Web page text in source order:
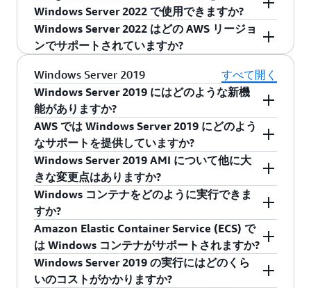
向け Microsoft 365 Apps ライセンスを持ち込
んで、WorkSpaces サービスで使用できま
す。
ソール上の AMI で見つけて直接起動するか、API
または CLI コマンドを介して起動することができ
ます。
ェントである EC2Launch v2 がデフォルトの起動
エージェントとして含まれています。EC2Launch
v2 の詳細については、 Windows ガイド
を参照し
てください。
いて課金されます。詳細はAmazon EC2 の料金
ページで確認できます。
Microsoft では、最低 2 GB RAM をお勧めしま
す。EC2 インスタンスタイプのページをご覧に
なり、どのインスタンスがお客様のアプリケー
ションに最適かをご確認ください。
Windows Server 2022 で使用できますか?
Windows Server が AWS で BYOL の対象となるた
めには、Microsoft のライセンス条件で、2019
年 10 月 1 日より前にリリースされたバージョン
であることが要求されます。その結果、
Windows Server 2022 は BYOL の対象外になりま
す。AWS 上に Windows Server 2022 をデプロイ
する場合、EC2 ではデフォルトおよび専用テナ
ント環境で Windows Server 2022 のライセンス
が提供されます。
Windows Server 2022 はどの AWS リージョ
ンでサポートされていますか?
Windows Server 2022 はすべてのパブリックと
米国 GovCloud の AWS リージョンで使用できま
す。
Windows Server 2019
すべて開く
Windows Server 2019 にはどのような新機
能がありますか?
Windows Server 2019 は、Microsoft の Windows
Server の最新リリースです。Windows Server
2019 には、Docker および Windows コンテナを
含む、一連の強力な新機能がロードされていま
す。Windows Server 2019 を Amazon EC2 で実
行することで、ユーザーは AWS のパフォーマン
スと伸縮性を活用して、この新しいリリースを
起動して実行することができます。
注意: Windows Server バージョン 1709 および
AWS では Windows Server 2019 にどのよう
なサポートを提供していますか?
AWS では、Windows Server 2019、Windows
Server 2019 のコンテナ、Windows Server 2019
の SQL Server 2017 を含むいくつかの新しい AMI
をリリースしています。
Windows Server 2019 AMI について他に大
きな変更点はありますか?
Windows Server 2019 AMI は、まったく新しいバ
ージョンの SSM のエージェントが特徴であり、
以前 EC2Config サービスによってサポートされ
ていた機能が置き換えられ、それにより
EC2Config の必要がなくなりました。これらの
Windows コンテナをどのように実行できま
すか?
インスタンスを新しい Windows Server 2019
with Containers AMI で起動します。AWS ブログ
でサンプルウォークスルーをご覧いただけま
Amazon Elastic Container Service (ECS) で
は Windows コンテナがサポートされますか?
はい。Amazon ECS では、Amazon ECS 最適化
Windows Server 2019 の実行にはどのくら
いのコストがかかりますか?